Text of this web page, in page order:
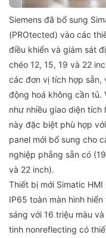
Siemens đã bổ sung
(PROtected) vào các
điều khiển và giám sát
chéo 12, 15, 19 và 22
các đơn vị tích hợp sẵn,
động hoá không cần tủ.
như nhiều giao diện
này đặc biệt phù hợp
panel mới bổ sung cho
nghiệp phẳng sẵn có
và 22 inch).
Thiết bị mới Simatic
IP65 toàn màn hình
sáng với 16 triệu màu
tinh nonreflecting có